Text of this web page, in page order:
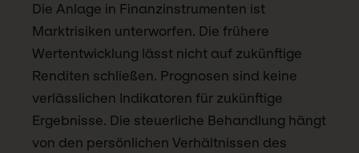
Die Anlage in Finanzinstrumenten ist
Marktrisiken unterworfen. Die frühere
Wertentwicklung lässt nicht auf zukünftige
Renditen schließen. Prognosen sind keine
verlässlichen Indikatoren für zukünftige
Ergebnisse. Die steuerliche Behandlung hängt
von den persönlichen Verhältnissen des